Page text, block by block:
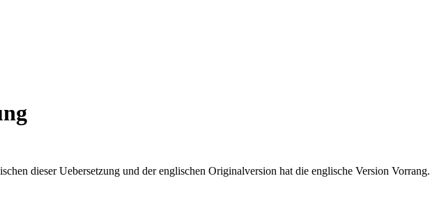
dieser Uebersetzung und der englischen Originalversion hat die englische Version Vorrang.